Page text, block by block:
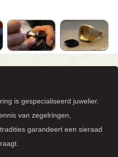
is gespecialiseerd juwelier.
van zegelringen,
garandeert een sieraad